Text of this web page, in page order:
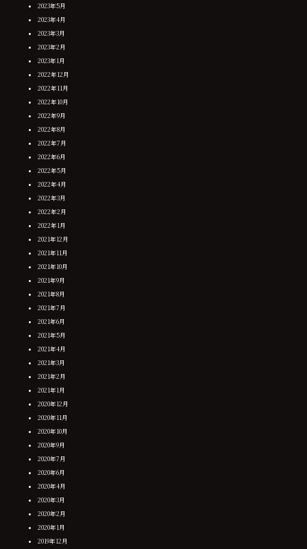
2023年5月
2023年4月
2023年3月
2023年2月
2023年1月
2022年12月
2022年11月
2022年10月
2022年9月
2022年8月
2022年7月
2022年6月
2022年5月
2022年4月
2022年3月
2022年2月
2022年1月
2021年12月
2021年11月
2021年10月
2021年9月
2021年8月
2021年7月
2021年6月
2021年5月
2021年4月
2021年3月
2021年2月
2021年1月
2020年12月
2020年11月
2020年10月
2020年9月
2020年7月
2020年6月
2020年4月
2020年3月
2020年2月
2020年1月
2019年12月